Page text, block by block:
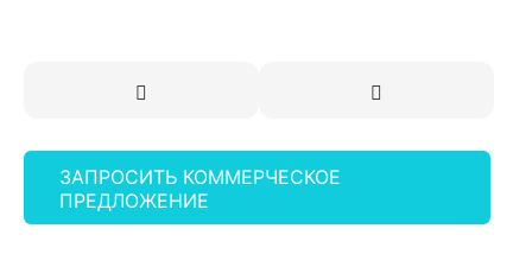
ЗАПРОСИТЬ КОММЕРЧЕСКОЕ
ПРЕДЛОЖЕНИЕ